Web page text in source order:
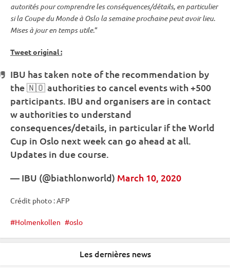
autorités pour comprendre les conséquences/détails, en particulier
si la Coupe du Mondeà Oslo la semaine prochaine peut avoir lieu.
Mises à jour en temps utile.“
Tweet original :
IBU has taken note of the recommendation by
the 🇳🇴 authorities to cancel events with +500
participants. IBU and organisers are in contact
w authorities to understand
consequences/details, in particular if the World
Cup in Oslo next week can go ahead at all.
Updates in due course.
— IBU (@biathlonworld) March 10, 2020
Crédit photo : AFP
Holmenkollen oslo
Les dernières news